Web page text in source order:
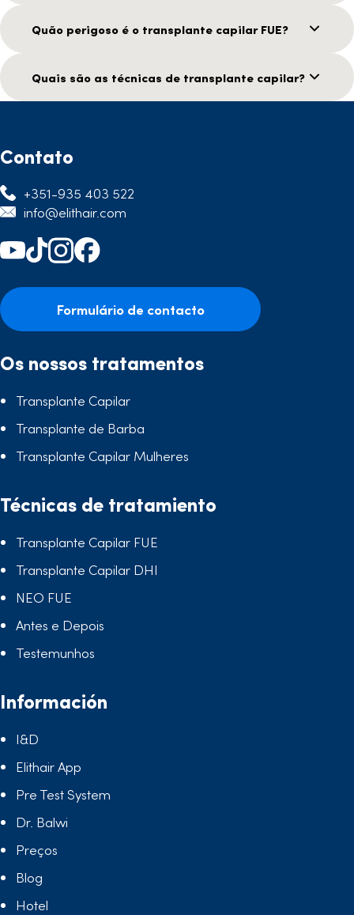
Quão perigoso é o transplante capilar FUE?
Quais são as técnicas de transplante capilar?
Contato
+351-935 403 522
info@elithair.com
Formulário de contacto
Os nossos tratamentos
Transplante Capilar
Transplante de Barba
Transplante Capilar Mulheres
Técnicas de tratamiento
Transplante Capilar FUE
Transplante Capilar DHI
NEO FUE
Antes e Depois
Testemunhos
Información
I&D
Elithair App
Pre Test System
Dr. Balwi
Preços
Blog
Hotel